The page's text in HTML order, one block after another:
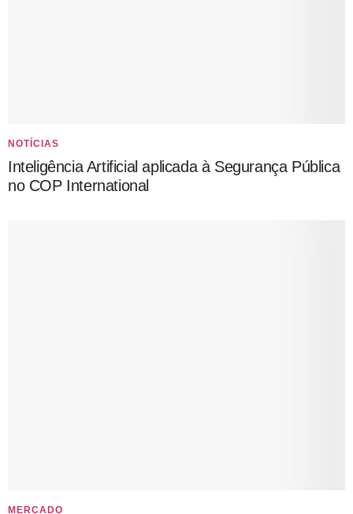
NOTÍCIAS
Inteligência Artificial aplicada à Segurança Pública
no COP International
MERCADO